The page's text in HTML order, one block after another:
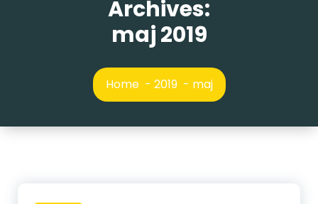
Archives:
maj 2019
Home- 2019- maj